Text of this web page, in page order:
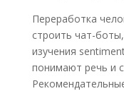
Переработка
строить чат-
изучения
понимают речь и